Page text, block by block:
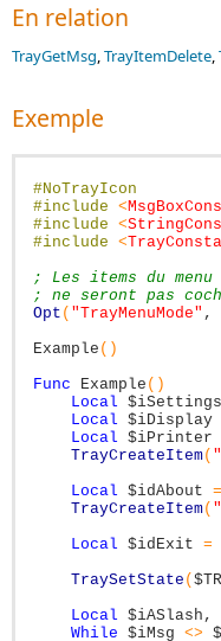
En relation
TrayGetMsg,TrayItemDelete,
Exemple
#NoTrayIcon
#include <
#include <
#include <
; Les items du
; ne seront pas
Opt ( "TrayMenuMode" ,
Example ( )
Func
Example ( )
Local $iSettings
Local $iDisplay
Local $iPrinter
TrayCreateItem(
Local $idAbout =
TrayCreateItem(
Local $idExit =
TraySetState (
Local $iASlash ,
While $iMsg <>